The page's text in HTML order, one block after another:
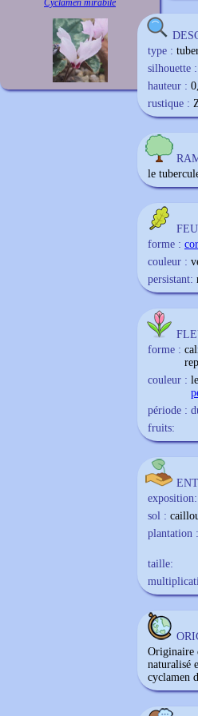
Cyclamen mirabile
type :
silhouette :
hauteur :
rustique :
le
forme :
couleur :
persistant:
forme :
couleur :
période :
fruits:
exposition:
sol :
plantation :
taille:
Originaire
naturalisé
cyclamen